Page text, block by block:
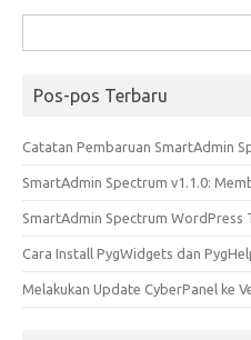
o
o
k
d
o
n
untuk:
Pos-pos Terbaru
Catatan Pembaruan SmartAdmin
SmartAdmin Spectrum v1.1.0:
SmartAdmin Spectrum WordPress
Cara Install PygWidgets dan
Melakukan Update CyberPanel ke